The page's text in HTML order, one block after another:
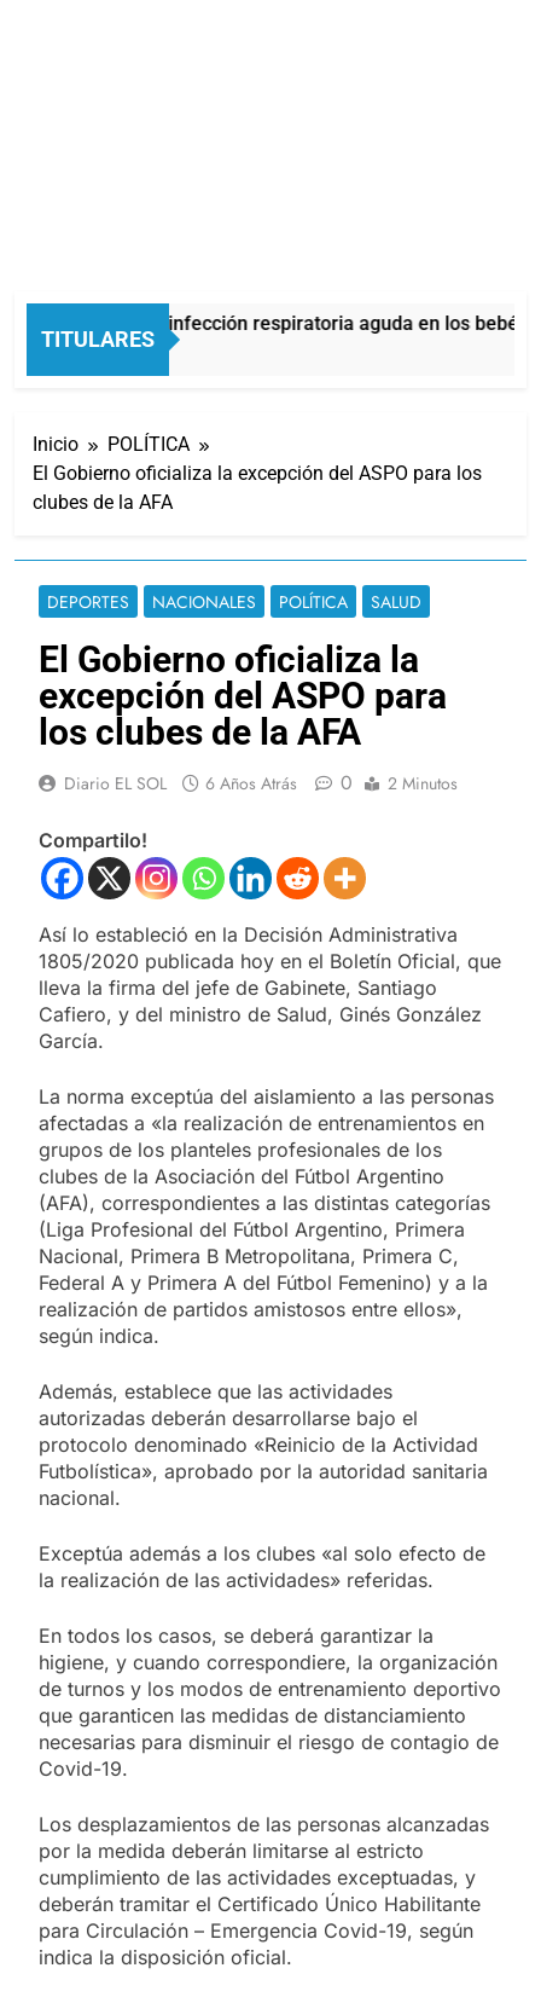
TITULARES
es una infección respiratoria aguda en los bebés
Atrás
Inicio
POLÍTICA
El Gobierno oficializa la excepción del ASPO para los
clubes de la AFA
DEPORTES NACIONALES POLÍTICA SALUD
El Gobierno oficializa la
excepción del ASPO para
los clubes de la AFA
Diario EL SOL 6 Años Atrás 0 2 Minutos
Compartilo!
Así lo estableció en la Decisión Administrativa
1805/2020 publicada hoy en el Boletín Oficial, que
lleva la firma del jefe de Gabinete, Santiago
Cafiero, y del ministro de Salud, Ginés González
García.
La norma exceptúa del aislamiento a las personas
afectadas a «la realización de entrenamientos en
grupos de los planteles profesionales de los
clubes de la Asociación del Fútbol Argentino
(AFA), correspondientes a las distintas categorías
(Liga Profesional del Fútbol Argentino, Primera
Nacional, Primera B Metropolitana, Primera C,
Federal A y Primera A del Fútbol Femenino) y a la
realización de partidos amistosos entre ellos»,
según indica.
Además, establece que las actividades
autorizadas deberán desarrollarse bajo el
protocolo denominado «Reinicio de la Actividad
Futbolística», aprobado por la autoridad sanitaria
nacional.
Exceptúa además a los clubes «al solo efecto de
la realización de las actividades» referidas.
En todos los casos, se deberá garantizar la
higiene, y cuando correspondiere, la organización
de turnos y los modos de entrenamiento deportivo
que garanticen las medidas de distanciamiento
necesarias para disminuir el riesgo de contagio de
Covid-19.
Los desplazamientos de las personas alcanzadas
por la medida deberán limitarse al estricto
cumplimiento de las actividades exceptuadas, y
deberán tramitar el Certificado Único Habilitante
para Circulación – Emergencia Covid-19, según
indica la disposición oficial.